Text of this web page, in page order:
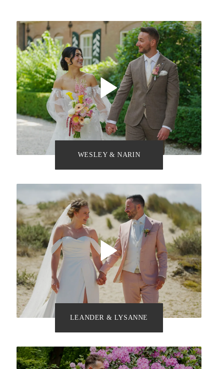
WESLEY & NARIN
LEANDER & LYSANNE